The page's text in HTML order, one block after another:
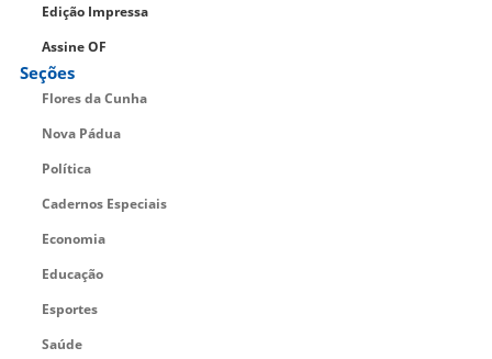
Edição Impressa
Assine OF
Seções
Flores da Cunha
Nova Pádua
Política
Cadernos Especiais
Economia
Educação
Esportes
Saúde